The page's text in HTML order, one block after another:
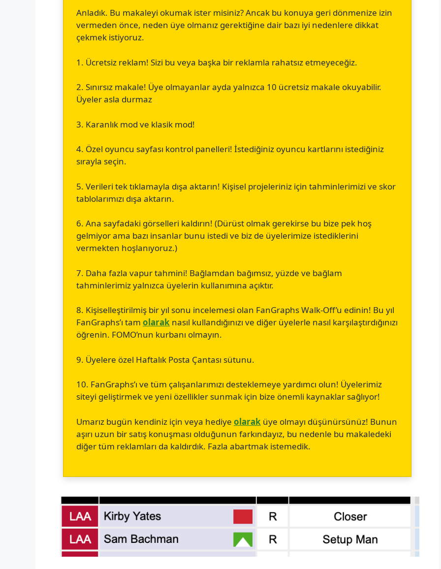
Anladık. Bu makaleyi okumak ister misiniz? Ancak bu konuya geri dönmenize izin
vermeden önce, neden üye olmanız gerektiğine dair bazı iyi nedenlere dikkat
çekmek istiyoruz.
1. Ücretsiz reklam! Sizi bu veya başka bir reklamla rahatsız etmeyeceğiz.
2. Sınırsız makale! Üye olmayanlar ayda yalnızca 10 ücretsiz makale okuyabilir.
Üyeler asla durmaz
3. Karanlık mod ve klasik mod!
4. Özel oyuncu sayfası kontrol panelleri! İstediğiniz oyuncu kartlarını istediğiniz
sırayla seçin.
5. Verileri tek tıklamayla dışa aktarın! Kişisel projeleriniz için tahminlerimizi ve skor
tablolarımızı dışa aktarın.
6. Ana sayfadaki görselleri kaldırın! (Dürüst olmak gerekirse bu bize pek hoş
gelmiyor ama bazı insanlar bunu istedi ve biz de üyelerimize istediklerini
vermekten hoşlanıyoruz.)
7. Daha fazla vapur tahmini! Bağlamdan bağımsız, yüzde ve bağlam
tahminlerimiz yalnızca üyelerin kullanımına açıktır.
8. Kişiselleştirilmiş bir yıl sonu incelemesi olan FanGraphs Walk-Off’u edinin! Bu yıl
FanGraphs’ı tam olarak nasıl kullandığınızı ve diğer üyelerle nasıl karşılaştırdığınızı
öğrenin. FOMO’nun kurbanı olmayın.
9. Üyelere özel Haftalık Posta Çantası sütunu.
10. FanGraphs’ı ve tüm çalışanlarımızı desteklemeye yardımcı olun! Üyelerimiz
siteyi geliştirmek ve yeni özellikler sunmak için bize önemli kaynaklar sağlıyor!
Umarız bugün kendiniz için veya hediye olarak üye olmayı düşünürsünüz! Bunun
aşırı uzun bir satış konuşması olduğunun farkındayız, bu nedenle bu makaledeki
diğer tüm reklamları da kaldırdık. Fazla abartmak istemedik.